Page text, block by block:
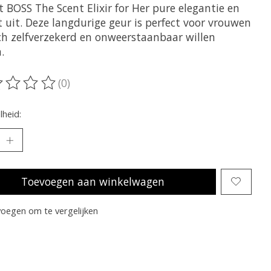
The Scent Elixir for Her pure elegantie en
uit. Deze langdurige geur is perfect voor vrouwen
zelfverzekerd en onweerstaanbaar willen
van dit product is
(0)
Toevoegen aan winkelwagen
om te vergelijken